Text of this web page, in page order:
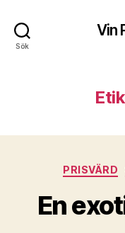
Sök
Vin
PRISVÄRD
En